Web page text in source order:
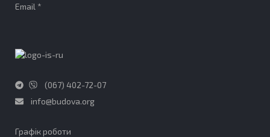
Email *
(067) 402-72-07
info@budova.org
Графік роботи​